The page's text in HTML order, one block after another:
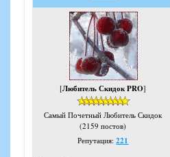
[Любитель Скидок PRO]
Самый Почетный Любитель Скидок
(2159 постов)
Репутация:221